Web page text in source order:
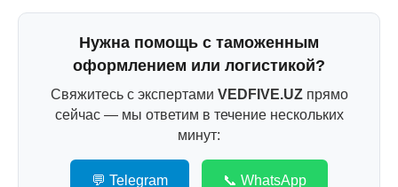
Нужна помощь с таможенным
оформлением или логистикой?
Свяжитесь с экспертами VEDFIVE.UZпрямо
сейчас — мы ответим в течение нескольких
минут:
💬 Telegram 📞 WhatsApp